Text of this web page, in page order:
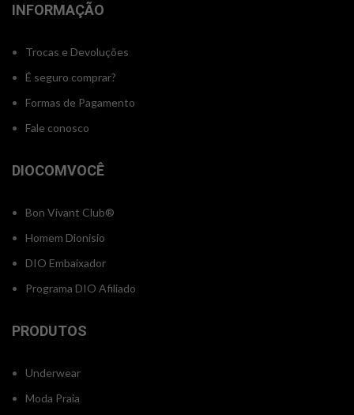
INFORMAÇÃO
Trocas e Devoluções
É seguro comprar?
Formas de Pagamento
Fale conosco
DIOCOMVOCÊ
Bon Vivant Club®
Homem Dionisio
DIO Embaixador
Programa DIO Afiliado
PRODUTOS
Underwear
Moda Praia